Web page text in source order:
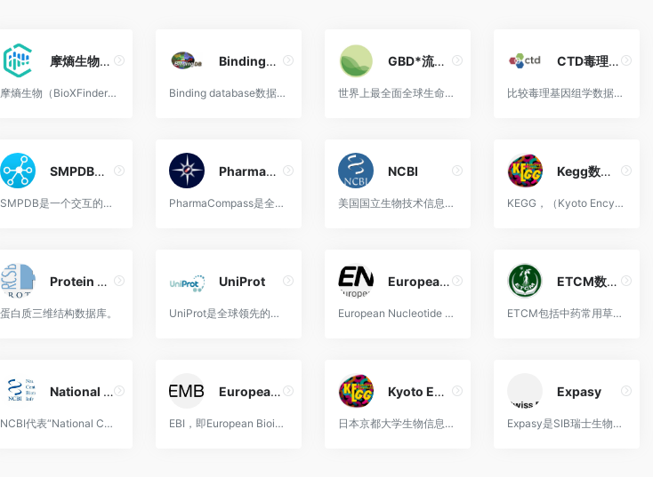
摩熵生物数据库
摩熵生物（BioXFinder）数据库是一款针对生物科研工作者的综合性生物数据检索及分析平台，汇集了核酸、蛋白、蛋白结构、代谢通路和信号通路信息，同时集成了BLAST、生存分析、基因ID转换等生信分析
Binding靶点蛋白
Binding database数据库是一个可公开访问的主要收集药物靶点蛋白质和类药小分子之间相互作用亲和力的数据类型包括Ki、IC50、Kd、EC50等
GBD*流行病数据
世界上最全面全球生命统计和健康相关数据。收录各国不同人群各疾病的患病率、发病率、死亡率等流行病学数据。
CTD毒理基因组学
比较毒理基因组学数据库（CTD)它将化学品、基因、表型、疾病和暴露的毒理学信息联系起来，以促进对人类健康的了解。
SMPDB小分子通路
SMPDB是一个交互的、可视的小分子通路的数据库，包含910条手绘小分子代谢通路，其中468条药物通路，232条疾病通路，105条代谢通路，100多条其他通路。
PharmaCompass
PharmaCompass是全球药物、制药业信息网站平台。可免费访问USDMF，价格，检查，专利，FDA橙皮书，CEP，新闻，GDUFA状态，书面确认等信息。
NCBI
美国国立生物技术信息中心（N...
Kegg数据库
KEGG，（Kyoto Encyclopedia of Genes and Genomes,京都基因与基因组百科全书），是一个整合了基因组、化学和系统功能信息的基因通路相关数据库。
Protein Data Bank（PDB）
蛋白质三维结构数据库。
UniProt
UniProt是全球领先的高质量、全面且免费访问的蛋白质序列和功能信息资源数据库。
European Nucleotide Archive（ENA）
European Nucleotide Archive（ENA）欧洲核苷酸档案库 （ENA） 提供了全面的世界核苷酸测序信息记录，涵盖原始测序数据、序列组装信息和功能注解。
ETCM数据库
ETCM包括中药常用草药和配方及其成分的全面和标准化信息。
National Center for Biotechnology Information（NCBI）
NCBI代表“National Center for Biotechnology Information”（国家生物技术信息中心），是美国国立卫生研究院（NIH）旗下的一个部门。NCBI旨在为科学家、医生和公众提供生物医学和基因组学领域的信息资源和工具。
European Bioinformatics Institute（EBI）
EBI，即European Bioinformatics Institute（欧洲生物信息学研究所），是欧洲分子生物学实验室（European Molecular Biology Laboratory, EMBL）的一部分，位于英国剑桥。EBI是世界上最大的生物信息学中心之一，致力于收集、组织和提供生物学数据资源和生物信息学工具，以促进生物医学研究和生命科学的发展。
Kyoto Encyclopedia of Genes and Genomes（KEGG）
日本京都大学生物信息学中心KEGG数据库是了解高级功能和生物系统（如细胞、生物和生态系统），从分子水平信息，尤其是大型分子数据集生成的基因组测序和其他高通量实验技术的实用程序数据库资源。
Expasy
Expasy是SIB瑞士生物信息学研究所（The SIB Swiss Institute of Bioinformatics）的生物信息学资源门户。